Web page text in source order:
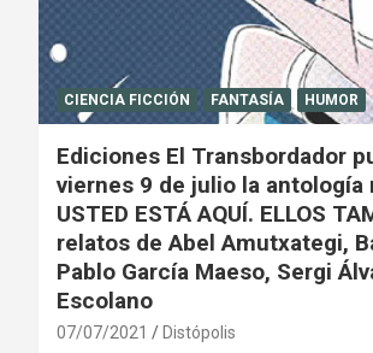
CIENCIA FICCIÓN FANTASÍA HUMOR
Ediciones El Transbordador
viernes 9 de julio la
USTED ESTÁ AQUÍ. ELLOS
relatos de Abel Amutxategi,
Pablo García Maeso, Sergi
Escolano
07/07/2021 Distópolis